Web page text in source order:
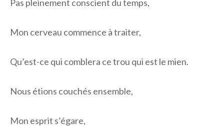
Pas pleinement conscient du temps,
Mon cerveau commence à traiter,
Qu’est-ce qui comblera ce trou qui est le mien.
Nous étions couchés ensemble,
Mon esprit s’égare,